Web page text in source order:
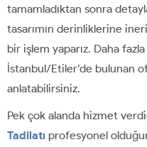
tamamladıktan sonra
tasarımın derinliklerine
bir işlem yaparız. Daha
İstanbul/Etiler’de bulunan
anlatabilirsiniz.
Pek çok alanda hizmet
Tadilatı profesyonel